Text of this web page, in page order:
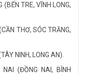
TRE, VĨNH LONG,
THƠ, SÓC TRĂNG,
NINH, LONG AN).
(ĐỒNG NAI, BÌNH